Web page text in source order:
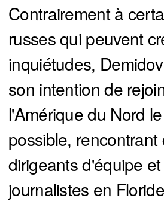
Contrairement à
russes qui peuvent
inquiétudes,
son intention de
l'Amérique du Nord
possible, rencontrant
dirigeants d'équipe
journalistes en